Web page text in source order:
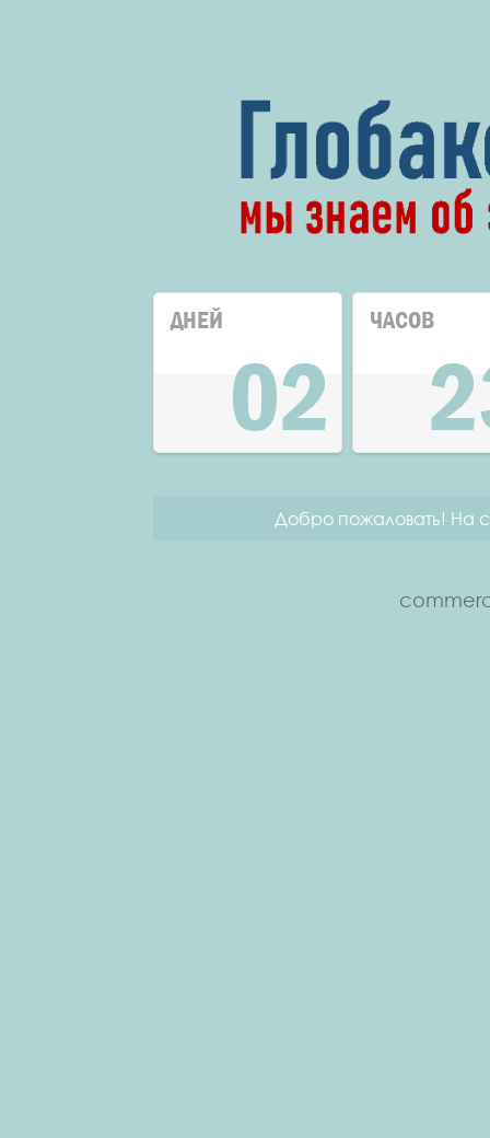
ДНЕЙ
02
ЧАСОВ
Добро пожаловать! На